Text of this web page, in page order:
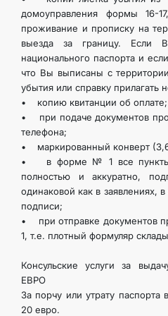
домоуправления формы 16-
проживание и прописку на
выезда за границу. Если
национального паспорта и
что Вы выписаны с
убытия или справку прилагать
• копию квитанции об оплате;
• при подаче документов
телефона;
• маркированный конверт
• в форме № 1 все пункты
полностью и аккуратно,
одинаковой как в заявлениях,
подписи;
• при отправке документов
1, т.е. плотный формуляр
Консульские услуги за
ЕВРО
За порчу или утрату паспорта
20 евро.